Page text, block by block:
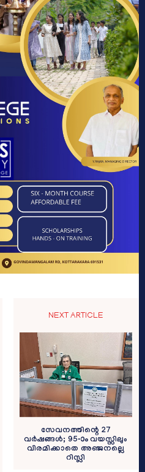
NEXT ARTICLE
സേവനത്തിന്റെ 27
വർഷങ്ങൾ; 95-ാം വയസ്സിലും
വിരമിക്കാതെ അഞ്ജനല്ലെ
റിസ്ലി